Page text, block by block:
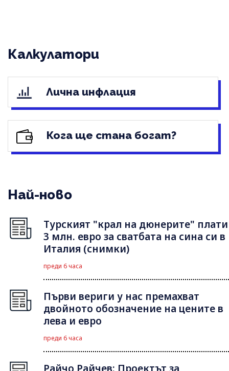
Калкулатори
Лична инфлация
Кога ще стана богат?
Най-ново
Турският "крал на дюнерите" плати
3 млн. евро за сватбата на сина си в
Италия (снимки)
преди 6 часа
Първи вериги у нас премахват
двойното обозначение на цените в
лева и евро
преди 6 часа
Райчо Райчев: Проектът за